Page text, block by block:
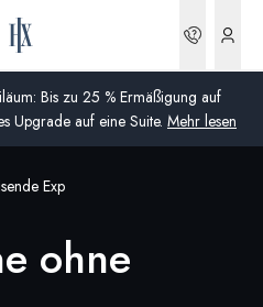
Bis zu 25 % Ermäßigung auf
Upgrade auf eine Suite. Mehr lesen
(England, Schottland, Wales
Exp
ohne